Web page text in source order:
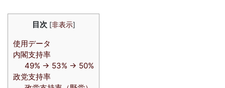
目次 [非表示]
使用データ
内閣支持率
49% → 53% → 50%
政党支持率